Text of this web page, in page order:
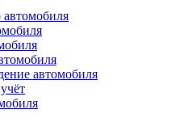
автомобиля